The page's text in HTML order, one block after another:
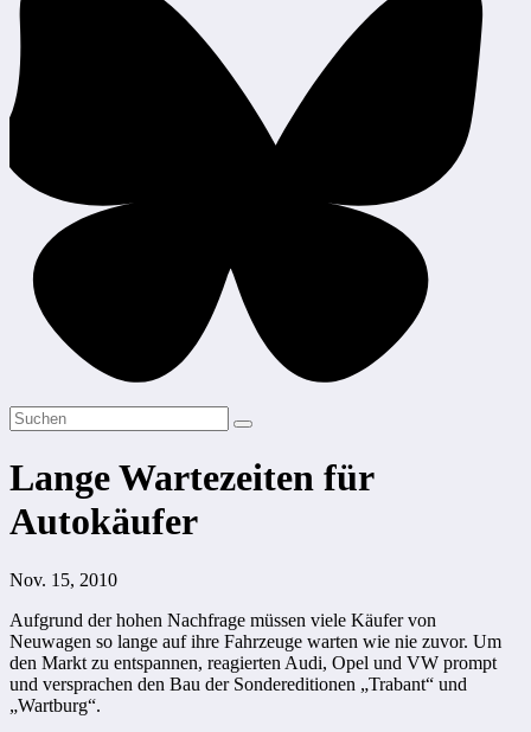
Lange Wartezeiten für
Autokäufer
Nov. 15, 2010
Aufgrund der hohen Nachfrage müssen viele Käufer von
Neuwagen so lange auf ihre Fahrzeuge warten wie nie zuvor. Um
den Markt zu entspannen, reagierten Audi, Opel und VW prompt
und versprachen den Bau der Sondereditionen „Trabant“ und
„Wartburg“.